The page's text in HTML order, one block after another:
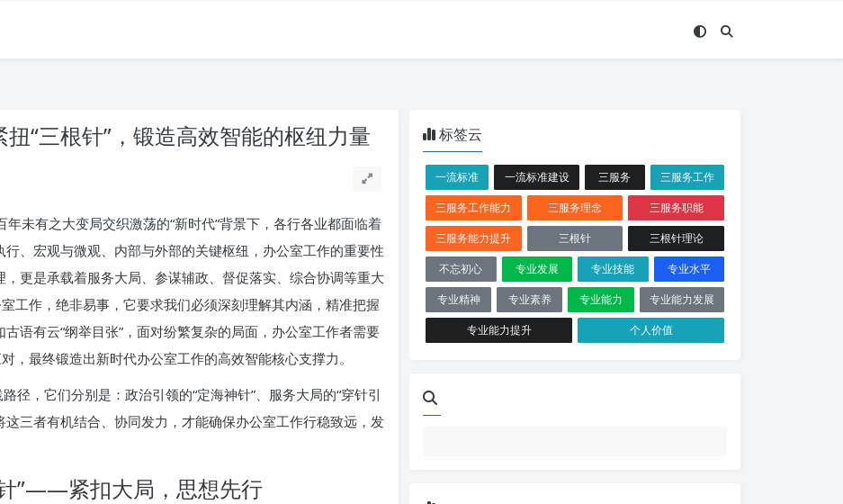
“三根针”，锻造高效智能的枢纽力量
未有之大变局交织激荡的“新时代”背景下，各行各业都面临着
、宏观与微观、内部与外部的关键枢纽，办公室工作的重要性
更是承载着服务大局、参谋辅政、督促落实、综合协调等重大
工作，绝非易事，它要求我们必须深刻理解其内涵，精准把握
语有云“纲举目张”，面对纷繁复杂的局面，办公室工作者需要
，最终锻造出新时代办公室工作的高效智能核心支撑力。
径，它们分别是：政治引领的“定海神针”、服务大局的“穿针引
这三者有机结合、协同发力，才能确保办公室工作行稳致远，发
”——紧扣大局，思想先行
标签云
一流标准 一流标准建设 三服务
三服务工作
三服务工作能力
三服务理念
三服务职能
三服务能力提升
三根针
三根针理论
不忘初心
专业发展 专业技能
专业水平
专业精神
专业素养 专业能力
专业能力发展
专业能力提升
个人价值